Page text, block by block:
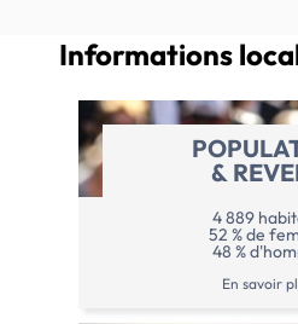
Informations
&
4 889
52 % de
48 %
En savoir